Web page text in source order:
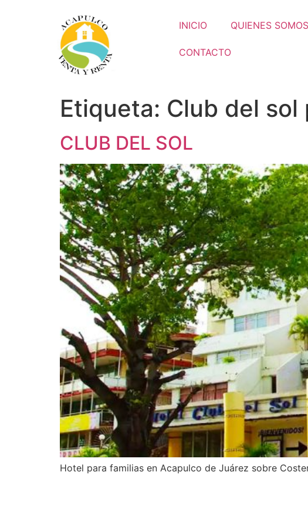
INICIO QUIENES SOMOS
CONTACTO
Etiqueta: Club del
CLUB DEL SOL
Hotel para familias en Acapulco de Juárez sobre